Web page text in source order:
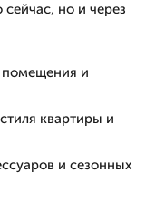
но и через
помещения и
квартиры и
и сезонных